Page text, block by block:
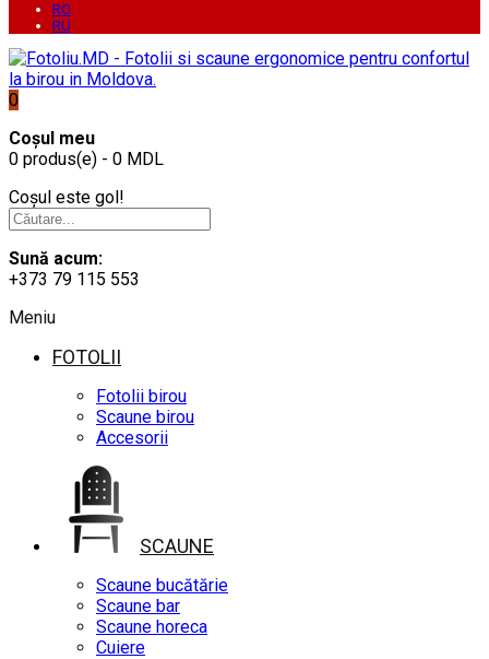
RO
RU
0
Coșul meu
0 produs(e) - 0 MDL
Coșul este gol!
Sună acum:
+373 79 115 553
Meniu
FOTOLII
Fotolii birou
Scaune birou
Accesorii
SCAUNE
Scaune bucătărie
Scaune bar
Scaune horeca
Cuiere